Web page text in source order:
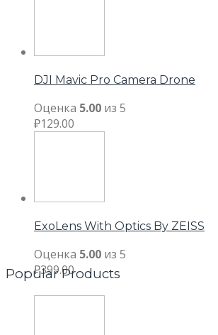
DJI Mavic Pro Camera Drone
Оценка 5.00 из 5
₽129.00
ExoLens With Optics By ZEISS
Оценка 5.00 из 5
₽399.00
Popular Products